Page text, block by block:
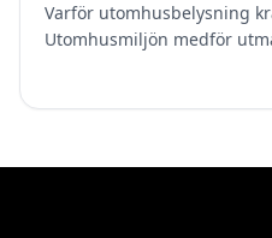
Varför utomhusbelysning
Utomhusmiljön medför